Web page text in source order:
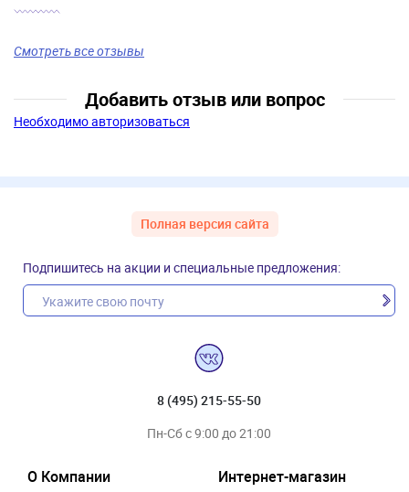
Смотреть все отзывы
Добавить отзыв или вопрос
Необходимо авторизоваться
Полная версия сайта
Подпишитесь на акции и специальные предложения:
8 (495) 215-55-50
Пн-Сб с 9:00 до 21:00
О Компании Интернет-магазин